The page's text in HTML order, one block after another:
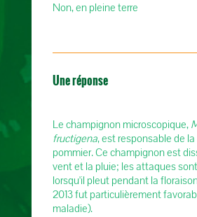
Non, en pleine terre
Une réponse
Le champignon microscopique,
fructigena, est responsable de
pommier. Ce champignon est
vent et la pluie; les attaques
lorsqu'il pleut pendant la
2013 fut particulièrement
maladie).